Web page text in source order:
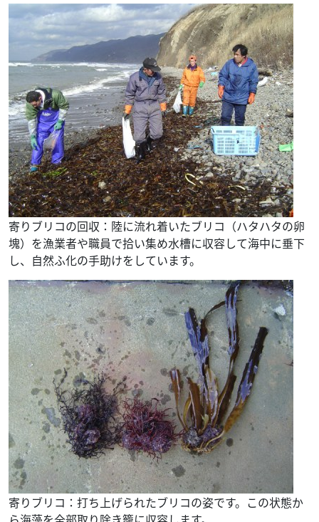
寄りブリコの回収：陸に流れ着いたブリコ（ハタハタの卵
塊）を漁業者や職員で拾い集め水槽に収容して海中に垂下
し、自然ふ化の手助けをしています。
寄りブリコ：打ち上げられたブリコの姿です。この状態か